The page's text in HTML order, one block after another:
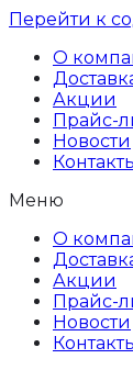
Перейти к
О
Акции
Прайс-
Новости
Меню
О
Акции
Прайс-
Новости